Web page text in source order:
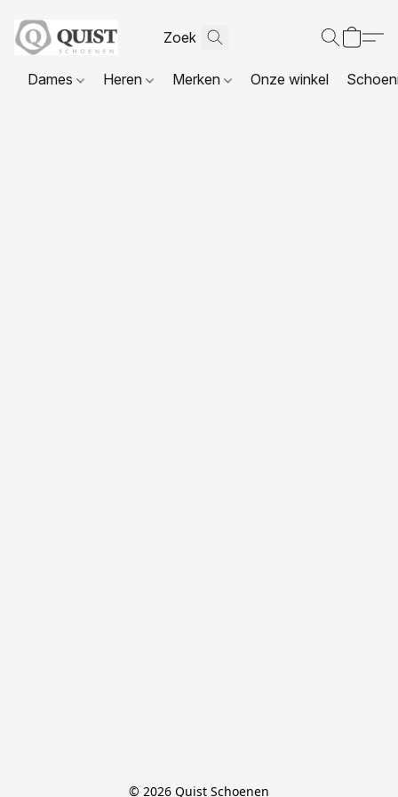
Dames Heren Merken Onze winkel
© 2026 Quist Schoenen